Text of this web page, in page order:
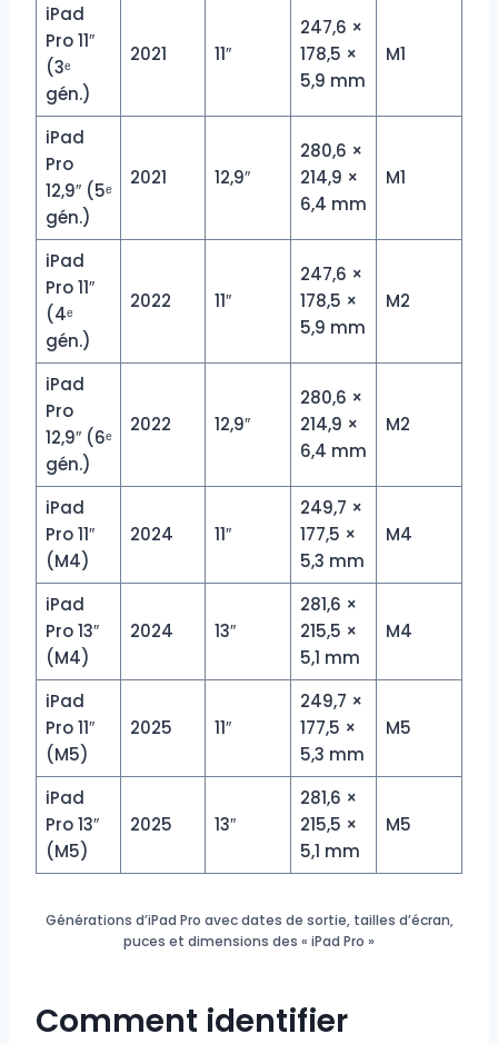
iPad
Pro 11″
(3ᵉ
gén.)
2021 11″
247,6 ×
178,5 ×
5,9 mm
M1
iPad
Pro
12,9″ (5ᵉ
gén.)
2021 12,9″
280,6 ×
214,9 ×
6,4 mm
M1
iPad
Pro 11″
(4ᵉ
gén.)
2022 11″
247,6 ×
178,5 ×
5,9 mm
M2
iPad
Pro
12,9″ (6ᵉ
gén.)
2022 12,9″
280,6 ×
214,9 ×
6,4 mm
M2
iPad
Pro 11″
(M4)
2024 11″
249,7 ×
177,5 ×
5,3 mm
M4
iPad
Pro 13″
(M4)
2024 13″
281,6 ×
215,5 ×
5,1 mm
M4
iPad
Pro 11″
(M5)
2025 11″
249,7 ×
177,5 ×
5,3 mm
M5
iPad
Pro 13″
(M5)
2025 13″
281,6 ×
215,5 ×
5,1 mm
M5
Générations d’iPad Pro avec dates de sortie, tailles d’écran,
puces et dimensions des « iPad Pro »
Comment identifier